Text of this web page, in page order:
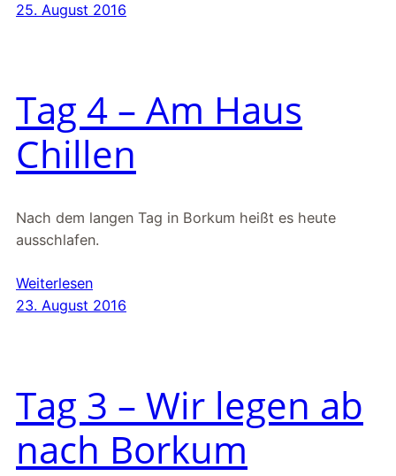
25. August 2016
Tag 4 – Am Haus
Chillen
Nach dem langen Tag in Borkum heißt es heute
ausschlafen.
Weiterlesen
23. August 2016
Tag 3 – Wir legen ab
nach Borkum